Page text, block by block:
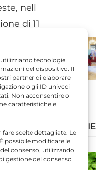
tecnologie
del dispositivo. Il
partner di elaborare
o gli ID univoci
Non acconsentire o
caratteristiche e
scelte dettagliate. Le
possibile modificare le
consenso, utilizzando
gestione del consenso
nell
di 11
NOTIZIE